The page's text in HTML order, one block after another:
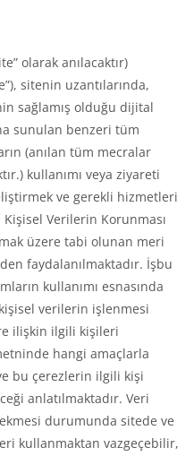
olarak anılacaktır)
sitenin uzantılarında,
sağlamış olduğu dijital
sunulan benzeri tüm
(anılan tüm mecralar
kullanımı veya ziyareti
ve gerekli hizmetleri
Verilerin Korunması
üzere tabi olunan meri
faydalanılmaktadır. İşbu
kullanımı esnasında
verilerin işlenmesi
ilişkin ilgili kişileri
hangi amaçlarla
bu çerezlerin ilgili kişi
anlatılmaktadır. Veri
durumunda sitede ve
kullanmaktan vazgeçebilir,